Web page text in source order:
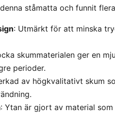
ståmatta och funnit
: Utmärkt för att minska
skummaterialen ger en
perioder.
av högkvalitativt skum
: Ytan är gjort av material